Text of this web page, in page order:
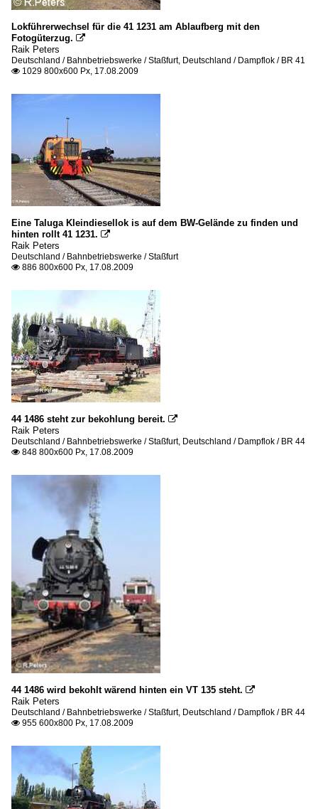
Lokführerwechsel für die 41 1231 am Ablaufberg mit den
Fotogüterzug. 
Raik Peters
Deutschland / Bahnbetriebswerke / Staßfurt, Deutschland / Dampflok / BR 41
 1029 800x600 Px, 17.08.2009
Eine Taluga Kleindiesellok is auf dem BW-Gelände zu finden und
hinten rollt 41 1231. 
Raik Peters
Deutschland / Bahnbetriebswerke / Staßfurt
 886 800x600 Px, 17.08.2009
44 1486 steht zur bekohlung bereit. 
Raik Peters
Deutschland / Bahnbetriebswerke / Staßfurt, Deutschland / Dampflok / BR 44
 848 800x600 Px, 17.08.2009
44 1486 wird bekohlt wärend hinten ein VT 135 steht. 
Raik Peters
Deutschland / Bahnbetriebswerke / Staßfurt, Deutschland / Dampflok / BR 44
 955 600x800 Px, 17.08.2009